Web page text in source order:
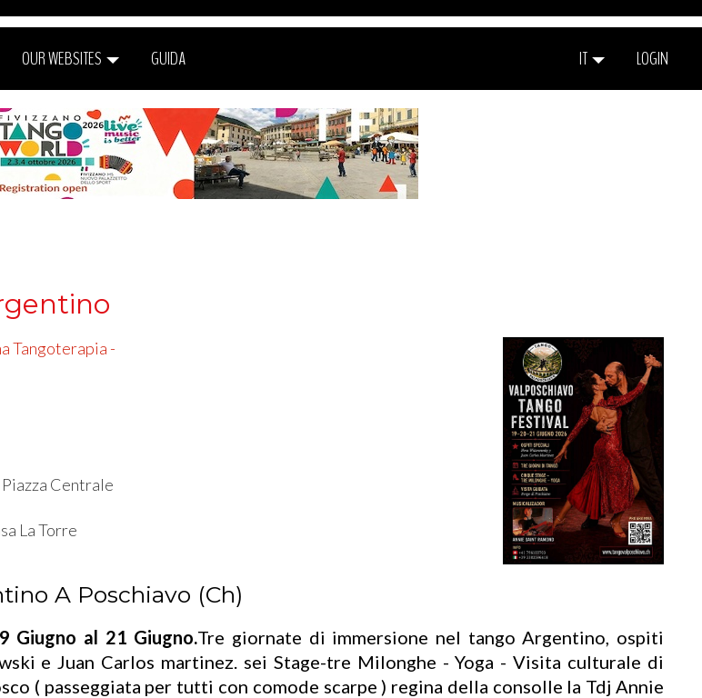
OUR WEBSITES GUIDA IT LOGIN
Tangoterapia -
Centrale
La Torre
A Poschiavo (Ch)
Giugno al 21 Giugno.Tre giornate di immersione nel tango Argentino, ospiti
e Juan Carlos martinez. sei Stage-tre Milonghe - Yoga - Visita culturale di
( passeggiata per tutti con comode scarpe ) regina della consolle la Tdj Annie